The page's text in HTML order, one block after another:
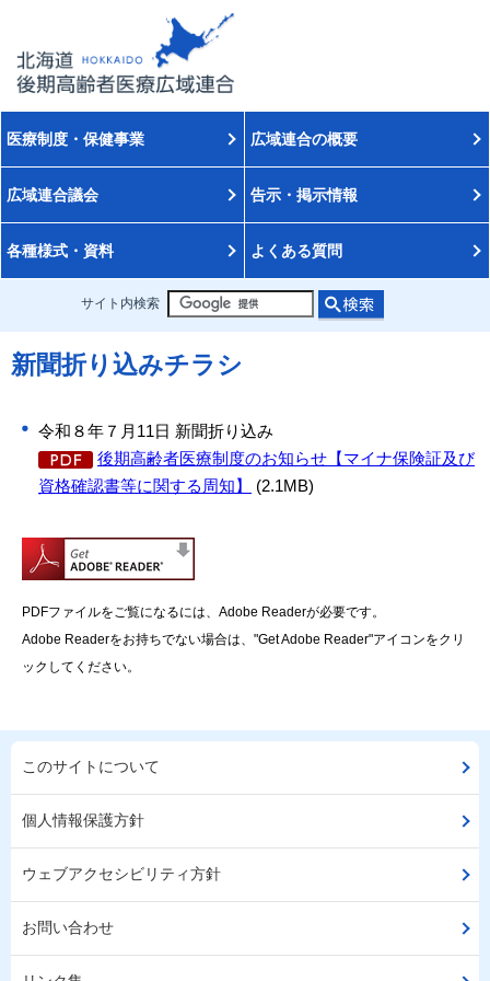
医療制度・保健事業 広域連合の概要
広域連合議会 告示・掲示情報
各種様式・資料 よくある質問
サイト内検索
新聞折り込みチラシ
令和８年７月11日 新聞折り込み
後期高齢者医療制度のお知らせ【マイナ保険証及び
資格確認書等に関する周知】
(2.1MB)
PDFファイルをご覧になるには、Adobe Readerが必要です。
Adobe Readerをお持ちでない場合は、"Get Adobe Reader"アイコンをクリ
ックしてください。
このサイトについて
個人情報保護方針
ウェブアクセシビリティ方針
お問い合わせ